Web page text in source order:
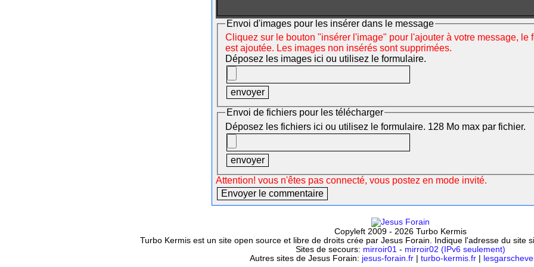
Envoi d'images pour les insérer dans le message
Cliquez sur le bouton "insérer l'image" pour l'ajouter à votre message,
est ajoutée. Les images non insérés sont supprimées.
Déposez les images ici ou utilisez le formulaire.
Envoi de fichiers pour les télécharger
Déposez les fichiers ici ou utilisez le formulaire. 128 Mo max par fichier.
Attention! vous n'êtes pas connecté, vous postez en mode invité.
Copyleft 2009 - 2026 Turbo Kermis
Turbo Kermis est un site open source et libre de droits crée par Jesus Forain. Indique l'adresse du site
Sites de secours: mirroir01 - mirroir02 (IPv6 seulement)
Autres sites de Jesus Forain: jesus-forain.fr| turbo-kermis.fr|